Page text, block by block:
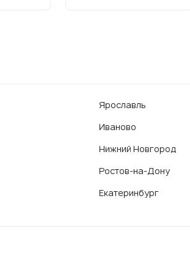
Ярославль
Иваново
Нижний Новгород
Ростов-на-Дону
Екатеринбург